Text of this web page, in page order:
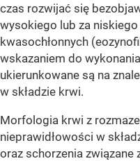
czas rozwijać się
wysokiego lub za
kwasochłonnych
wskazaniem do
ukierunkowane są na
w składzie krwi.
Morfologia krwi z
nieprawidłowości w
oraz schorzenia związane